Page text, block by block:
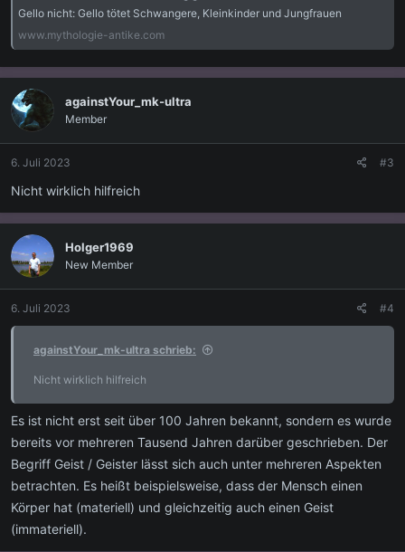
Gello nicht: Gello tötet Schwangere, Kleinkinder und Jungfrauen
www.mythologie-antike.com
againstYour_mk-ultra
Member
6. Juli 2023 #3
Nicht wirklich hilfreich
Holger1969
New Member
6. Juli 2023 #4
againstYour_mk-ultra schrieb:
Nicht wirklich hilfreich
Es ist nicht erst seit über 100 Jahren bekannt, sondern es wurde
bereits vor mehreren Tausend Jahren darüber geschrieben. Der
Begriff Geist / Geister lässt sich auch unter mehreren Aspekten
betrachten. Es heißt beispielsweise, dass der Mensch einen
Körper hat (materiell) und gleichzeitig auch einen Geist
(immateriell).